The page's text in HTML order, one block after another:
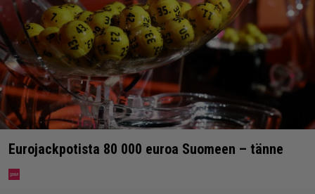
Eurojackpotista 80 000 euroa Suomeen – tänne